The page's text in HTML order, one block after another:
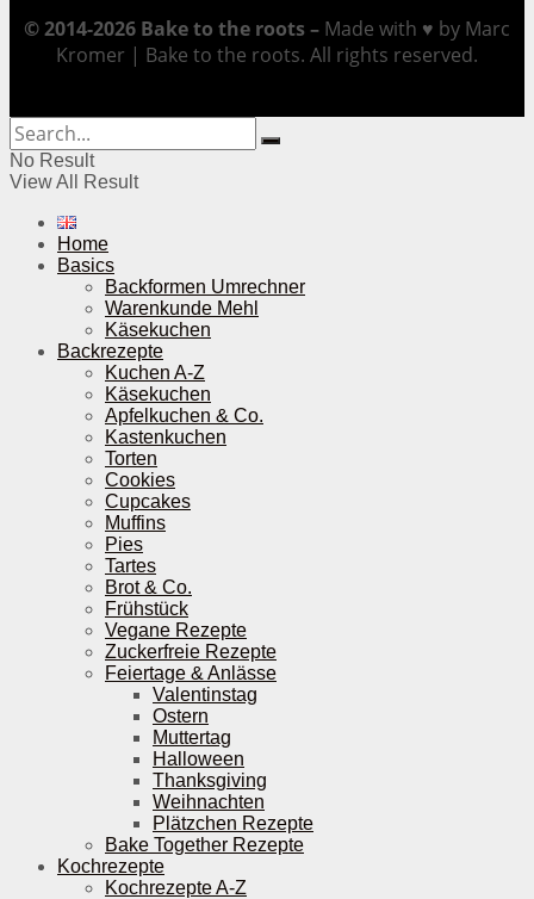
© 2014-2026 Bake to the roots – Made with ♥ by Marc
Kromer | Bake to the roots. All rights reserved.
No Result
View All Result
Home
Basics
Backformen Umrechner
Warenkunde Mehl
Käsekuchen
Backrezepte
Kuchen A-Z
Käsekuchen
Apfelkuchen & Co.
Kastenkuchen
Torten
Cookies
Cupcakes
Muffins
Pies
Tartes
Brot & Co.
Frühstück
Vegane Rezepte
Zuckerfreie Rezepte
Feiertage & Anlässe
Valentinstag
Ostern
Muttertag
Halloween
Thanksgiving
Weihnachten
Plätzchen Rezepte
Bake Together Rezepte
Kochrezepte
Kochrezepte A-Z